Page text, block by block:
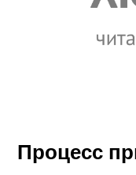
Процесс